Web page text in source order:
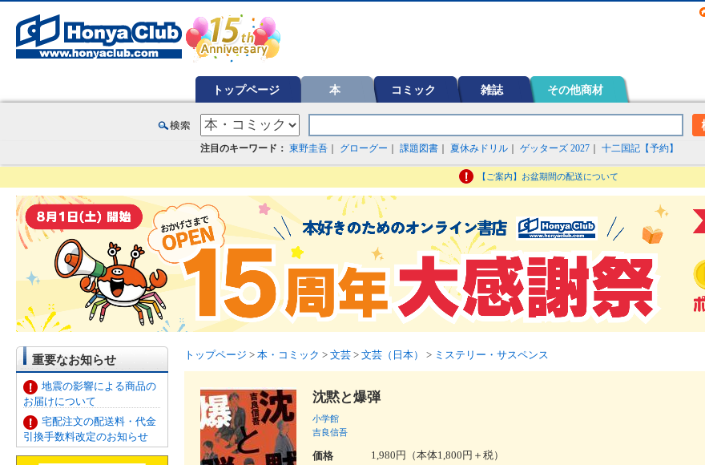
トップページ 本 コミック 雑誌 その他商材
注目のキーワード： 東野圭吾 グローグー 課題図書 夏休みドリル ゲッターズ 2027 十二国記【予約】
【ご案内】お盆期間の配送について
重要なお知らせ
地震の影響による商品の
お届けについて
宅配注文の配送料・代金
引換手数料改定のお知らせ
トップページ > 本・コミック > 文芸 > 文芸（日本） > ミステリー・サスペンス
沈黙と爆弾
小学館
吉良信吾
価格
1,980円（本体1,800円＋税）